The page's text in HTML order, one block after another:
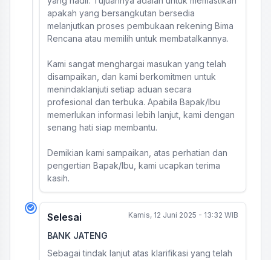
apakah yang bersangkutan bersedia
melanjutkan proses pembukaan rekening Bima
Rencana atau memilih untuk membatalkannya.
Kami sangat menghargai masukan yang telah
disampaikan, dan kami berkomitmen untuk
menindaklanjuti setiap aduan secara
profesional dan terbuka. Apabila Bapak/Ibu
memerlukan informasi lebih lanjut, kami dengan
senang hati siap membantu.
Demikian kami sampaikan, atas perhatian dan
pengertian Bapak/Ibu, kami ucapkan terima
kasih.
Selesai Kamis, 12 Juni 2025 - 13:32 WIB
BANK JATENG
Sebagai tindak lanjut atas klarifikasi yang telah